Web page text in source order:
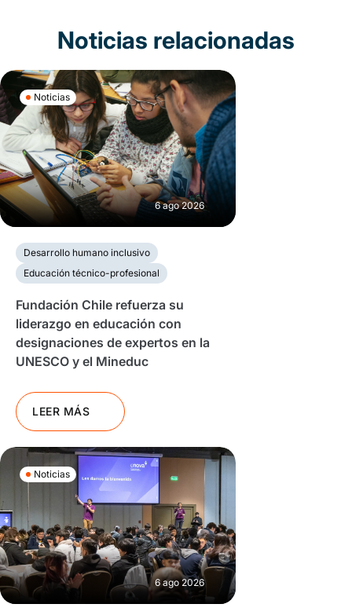
Noticias relacionadas
Noticias
6 ago 2026
Desarrollo humano inclusivo
Educación técnico-profesional
Fundación Chile refuerza su
liderazgo en educación con
designaciones de expertos en la
UNESCO y el Mineduc
LEER MÁS
Noticias
6 ago 2026